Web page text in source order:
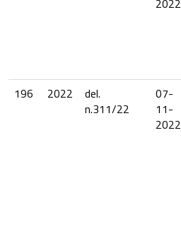
2022
196
2022
del.
n.311/22
07-
11-
2022